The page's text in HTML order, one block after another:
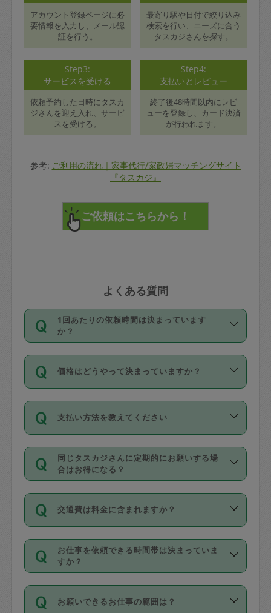
アカウント登録ページに必
要情報を入力し、メール認
証を行う。
最寄り駅や日付で絞り込み
検索を行い、ニーズに合う
タスカジさんを探す。
Step3:
サービスを受ける
依頼予約した日時にタスカ
ジさんを迎え入れ、サービ
スを受ける。
Step4:
支払いとレビュー
終了後48時間以内にレビ
ューを登録し、カード決済
が行われます。
参考: ご利用の流れ｜家事代行/家政婦マッチングサイト
『タスカジ』
よくある質問
1回あたりの依頼時間は決まっています
か？
依頼1回につき3時間固定です。3時間を
超えて依頼したい場合は、延長機能をご
利用ください。機能をご利用いただくに
の上事前申請することが必要です。な
お、3時間を下回っても、値引き等はござ
いません。
価格はどうやって決まっていますか？
11種類の価格帯の中からタスカジさん自
身が価格を選んで設定しています。
タスカジさんの価格設定には最初は制限
があり、レビュー件数、レビューの平均
値、などで除々に設定可能な最高額が上
がっていく仕組みになっています。
支払い方法を教えてください
お支払方法はクレジットカード（Visa／
Master／JCB／AMERICAN EXPRESS／
Diners Club）のみとなります。
を行う際にご入力ください。プロフィー
ル登録時にはご入力いただかなくても大
丈夫です。
デビットカード・プリペイドカード（Vプ
リカ、au WALLETなど）は支払にはご利
銀行振込や現金払いも対応していませ
同じタスカジさんに定期的にお願いする場
合はお得になる？
依頼には「スポット」と「定期（毎週｜
隔週）」があり、「定期」の依頼は「ス
ポット」よりお得な料金でご利用できま
す。
定期の最低利用回数は設けていない代わ
りに、一定数を超えたキャンセルは有償
交通費は料金に含まれますか？
交通費は依頼料金とは別途発生し、依頼
料金のご請求と合わせてお支払いとなり
ます。交通費の金額は「依頼の詳細」に
お仕事を依頼できる時間帯は決まっていま
すか？
時間帯は3種類あります。いずれも１回あ
たり３時間です。
お願いできるお仕事の範囲は？